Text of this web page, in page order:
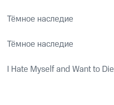
Тёмное наследие
Тёмное наследие
I Hate Myself and Want to Die